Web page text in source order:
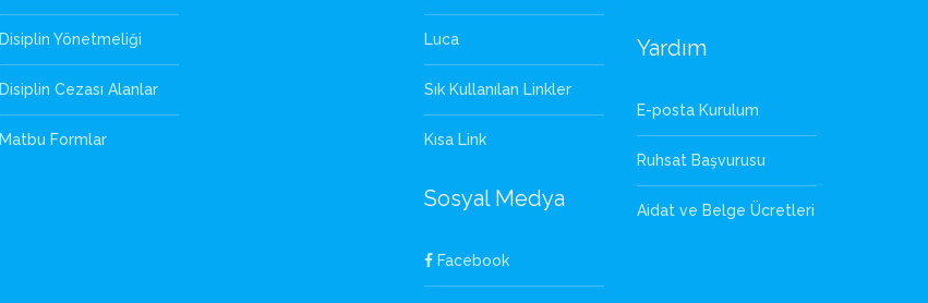
Disiplin Yönetmeliği
Disiplin Cezası Alanlar
Matbu Formlar
Luca
Sık Kullanılan Linkler
Kısa Link
Sosyal Medya
Facebook
Yardım
E-posta Kurulum
Ruhsat Başvurusu
Aidat ve Belge Ücretleri